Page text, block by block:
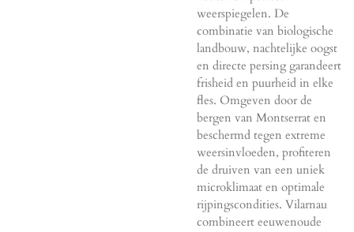
weerspiegelen. De
combinatie van biologische
landbouw, nachtelijke oogst
en directe persing garandeert
frisheid en puurheid in elke
fles. Omgeven door de
bergen van Montserrat en
beschermd tegen extreme
weersinvloeden, profiteren
de druiven van een uniek
microklimaat en optimale
rijpingscondities. Vilarnau
combineert eeuwenoude